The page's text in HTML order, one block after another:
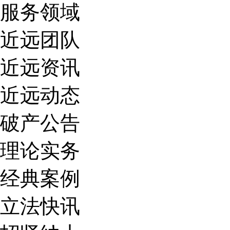
服务领域
近远团队
近远资讯
近远动态
破产公告
理论实务
经典案例
立法快讯